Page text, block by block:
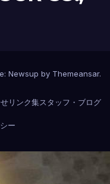
Newsup by Themeansar.
リンク集スタッフ・ブログ
ー